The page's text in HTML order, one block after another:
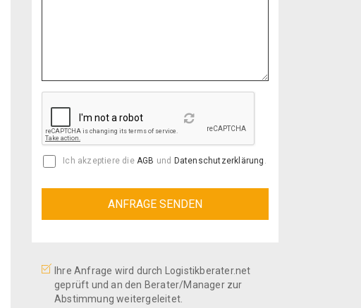
Reload
Ich akzeptiere die AGB und Datenschutzerklärung .
Ihre Anfrage wird durch Logistikberater.net
geprüft und an den Berater/Manager zur
Abstimmung weitergeleitet.